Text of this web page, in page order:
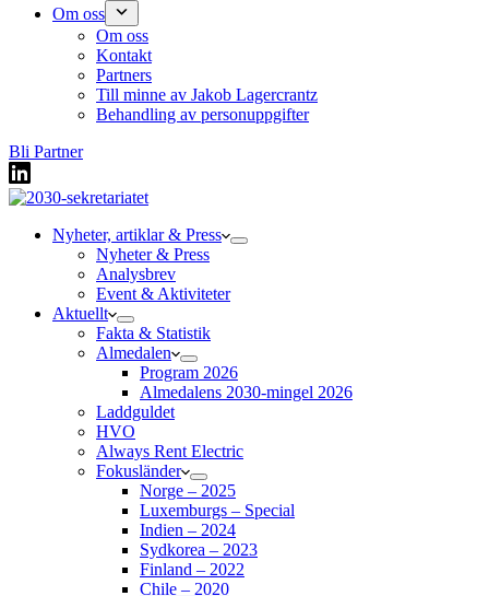
Om oss
Om oss
Kontakt
Partners
Till minne av Jakob Lagercrantz
Behandling av personuppgifter
Bli Partner
Nyheter, artiklar & Press
Nyheter & Press
Analysbrev
Event & Aktiviteter
Aktuellt
Fakta & Statistik
Almedalen
Program 2026
Almedalens 2030-mingel 2026
Laddguldet
HVO
Always Rent Electric
Fokusländer
Norge – 2025
Luxemburgs – Special
Indien – 2024
Sydkorea – 2023
Finland – 2022
Chile – 2020